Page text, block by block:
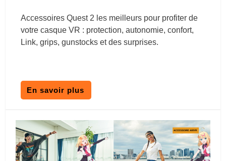
Accessoires Quest 2 les meilleurs pour profiter de
votre casque VR : protection, autonomie, confort,
Link, grips, gunstocks et des surprises.
En savoir plus